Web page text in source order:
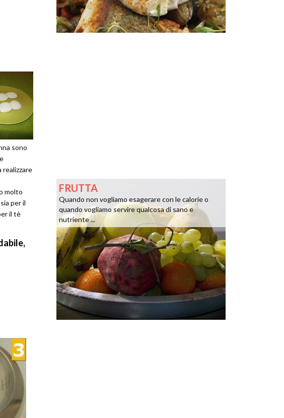
sono
realizzare
molto
per il
il tè
FRUTTA
Quando non vogliamo esagerare con le calorie o
quando vogliamo servire qualcosa di sano e
nutriente ...